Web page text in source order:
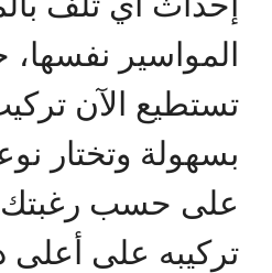
المواسير
تستطيع الآن
بسهولة وتختار
على حسب
تركيبه على